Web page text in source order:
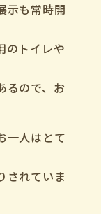
示も常時開
のトイレや
るので、お
一人はとて
されていま